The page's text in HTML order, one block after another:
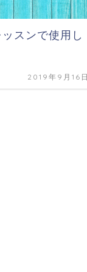
スンで使用し
2019年9月16